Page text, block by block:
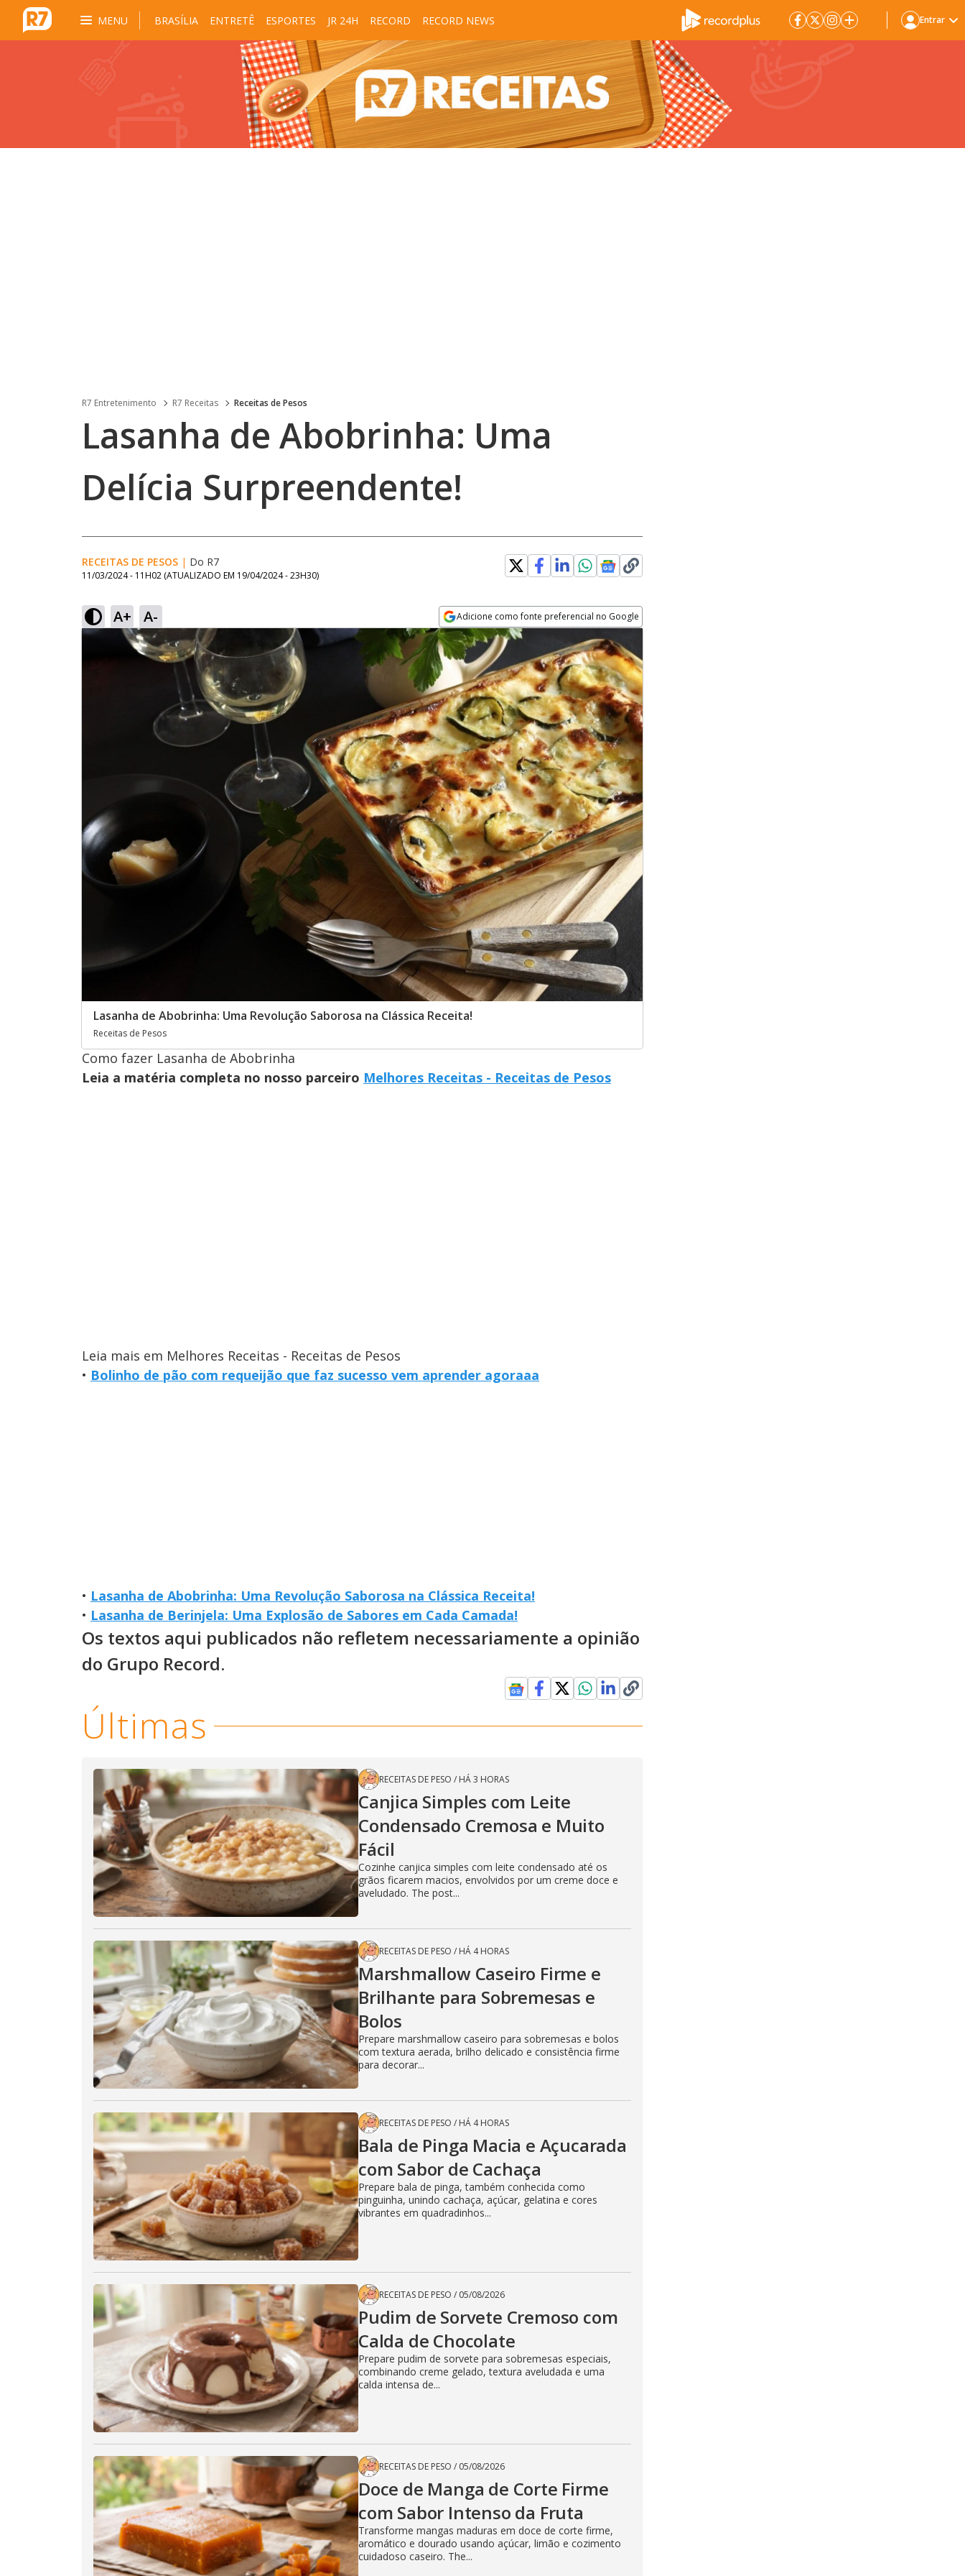
MENU BRASÍLIA ENTRETÊ ESPORTES JR 24H RECORD RECORD NEWS Entrar
R7 Entretenimento R7 Receitas Receitas de Pesos
Lasanha de Abobrinha: Uma
Delícia Surpreendente!
RECEITAS DE PESOS | Do R7
11/03/2024 - 11H02 (ATUALIZADO EM 19/04/2024 - 23H30)
A+ A- Adicione como fonte preferencial no Google
Opens in new window
Lasanha de Abobrinha: Uma Revolução Saborosa na Clássica Receita!
Receitas de Pesos
Como fazer Lasanha de Abobrinha
Leia a matéria completa no nosso parceiro Melhores Receitas - Receitas de Pesos
Leia mais em Melhores Receitas - Receitas de Pesos
• Bolinho de pão com requeijão que faz sucesso vem aprender agoraaa
• Lasanha de Abobrinha: Uma Revolução Saborosa na Clássica Receita!
• Lasanha de Berinjela: Uma Explosão de Sabores em Cada Camada!
Os textos aqui publicados não refletem necessariamente a opinião
do Grupo Record.
Últimas
RECEITAS DE PESO / HÁ 3 HORAS
Canjica Simples com Leite
Condensado Cremosa e Muito
Fácil
Cozinhe canjica simples com leite condensado até os
grãos ficarem macios, envolvidos por um creme doce e
aveludado. The post...
RECEITAS DE PESO / HÁ 4 HORAS
Marshmallow Caseiro Firme e
Brilhante para Sobremesas e
Bolos
Prepare marshmallow caseiro para sobremesas e bolos
com textura aerada, brilho delicado e consistência firme
para decorar...
RECEITAS DE PESO / HÁ 4 HORAS
Bala de Pinga Macia e Açucarada
com Sabor de Cachaça
Prepare bala de pinga, também conhecida como
pinguinha, unindo cachaça, açúcar, gelatina e cores
vibrantes em quadradinhos...
RECEITAS DE PESO / 05/08/2026
Pudim de Sorvete Cremoso com
Calda de Chocolate
Prepare pudim de sorvete para sobremesas especiais,
combinando creme gelado, textura aveludada e uma
calda intensa de...
RECEITAS DE PESO / 05/08/2026
Doce de Manga de Corte Firme
com Sabor Intenso da Fruta
Transforme mangas maduras em doce de corte firme,
aromático e dourado usando açúcar, limão e cozimento
cuidadoso caseiro. The...